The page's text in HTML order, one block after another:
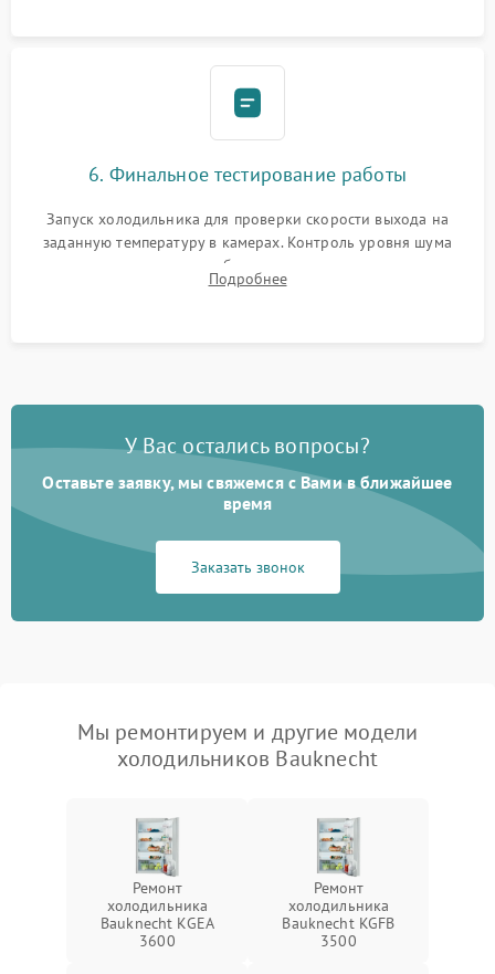
6. Финальное тестирование работы
Запуск холодильника для проверки скорости выхода на
заданную температуру в камерах. Контроль уровня шума
компрессора, отсутствия обмерзания стенок и корректного
срабатывания системы автоматической оттайки.
Подробнее
У Вас остались вопросы?
Оставьте заявку, мы свяжемся с Вами в ближайшее
время
Заказать звонок
Мы ремонтируем и другие модели
холодильников Bauknecht
Ремонт
холодильника
Bauknecht KGEA
3600
Ремонт
холодильника
Bauknecht KGFB
3500